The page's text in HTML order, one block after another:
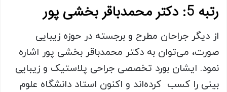
رتبه 5: دکتر محمدباقر بخشی پور
از دیگر جراحان مطرح و برجسته در حوزه زیبایی
صورت، می‌توان به دکتر محمدباقر بخشی پور اشاره
نمود. ایشان بورد تخصصی جراحی پلاستیک و زیبایی
بینی را کسب کرده‌اند و اکنون استاد دانشگاه علوم